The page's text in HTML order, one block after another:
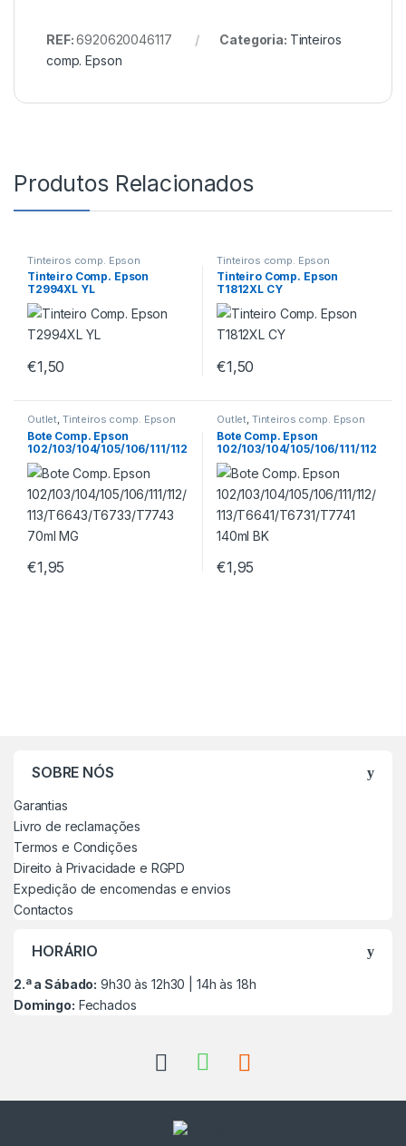
REF:6920620046117 Categoria: Tinteiros
comp. Epson
Produtos Relacionados
Tinteiros comp. Epson
Tinteiro Comp. Epson
T2994XL YL
€1,50
Tinteiros comp. Epson
Tinteiro Comp. Epson
T1812XL CY
€1,50
Outlet, Tinteiros comp. Epson
Bote Comp. Epson
102/103/104/105/106/111/112
/113/T6643/T6733/T7743
70ml MG
€1,95
Outlet, Tinteiros comp. Epson
Bote Comp. Epson
102/103/104/105/106/111/112
/113/T6641/T6731/T7741
140ml BK
€1,95
SOBRE NÓS
Garantias
Livro de reclamações
Termos e Condições
Direito à Privacidade e RGPD
Expedição de encomendas e envios
Contactos
HORÁRIO
2.ª a Sábado: 9h30 às 12h30 | 14h às 18h
Domingo: Fechados